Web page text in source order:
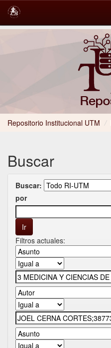
Repositorio Institucional UTM /
Buscar
Buscar:
por
Filtros actuales: